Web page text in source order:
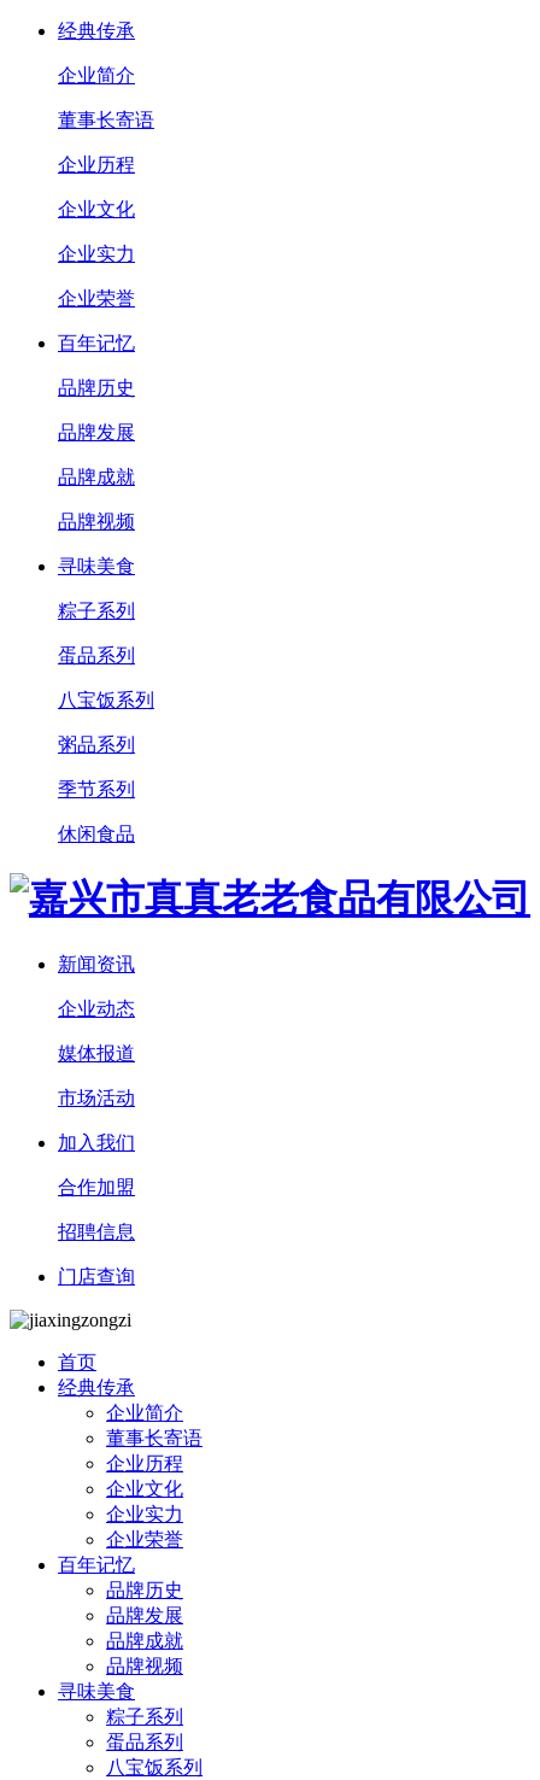
经典传承
企业简介
董事长寄语
企业历程
企业文化
企业实力
企业荣誉
百年记忆
品牌历史
品牌发展
品牌成就
品牌视频
寻味美食
粽子系列
蛋品系列
八宝饭系列
粥品系列
季节系列
休闲食品
新闻资讯
企业动态
媒体报道
市场活动
加入我们
合作加盟
招聘信息
门店查询
首页
经典传承
企业简介
董事长寄语
企业历程
企业文化
企业实力
企业荣誉
百年记忆
品牌历史
品牌发展
品牌成就
品牌视频
寻味美食
粽子系列
蛋品系列
八宝饭系列